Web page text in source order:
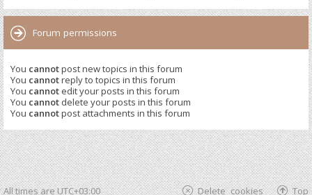
Forum permissions
You cannotpost new topics in this forum
You cannotreply to topics in this forum
You cannot edit your posts in this forum
You cannot delete your posts in this forum
You cannotpost attachments in this forum
All times areUTC+03:00 Top
Delete cookies